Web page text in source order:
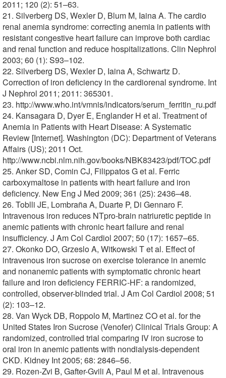
2011; 120 (2): 51–63.
21. Silverberg DS, Wexler D, Blum M, Iaina A. The cardio
renal anemia syndrome: correcting anemia in patients with
resistant congestive heart failure can improve both cardiac
and renal function and reduce hospitalizations. Clin Nephrol
2003; 60 (1): S93–102.
22. Silverberg DS, Wexler D, Iaina A, Schwartz D.
Correction of iron deficiency in the cardiorenal syndrome. Int
J Nephrol 2011; 2011: 365301.
23. http://www.who.int/vmnis/indicators/serum_ferritin_ru.pdf
24. Kansagara D, Dyer E, Englander H et al. Treatment of
Anemia in Patients with Heart Disease: A Systematic
Review [Internet]. Washington (DC): Department of Veterans
Affairs (US); 2011 Oct.
http://www.ncbi.nlm.nih.gov/books/NBK83423/pdf/TOC.pdf
25. Anker SD, Comin CJ, Filippatos G et al. Ferric
carboxymaltose in patients with heart failure and iron
deficiency. New Eng J Med 2009; 361 (25): 2436–48.
26. Toblli JE, Lombraña A, Duarte P, Di Gennaro F.
Intravenous iron reduces NTpro-brain natriuretic peptide in
anemic patients with chronic heart failure and renal
insufficiency. J Am Col Cardiol 2007; 50 (17): 1657–65.
27. Okonko DO, Grzeslo A, Witkowski T et al. Effect of
intravenous iron sucrose on exercise tolerance in anemic
and nonanemic patients with symptomatic chronic heart
failure and iron deficiency FERRIC-HF: a randomized,
controlled, observer-blinded trial. J Am Col Cardiol 2008; 51
(2): 103–12.
28. Van Wyck DB, Roppolo M, Martinez CO et al. for the
United States Iron Sucrose (Venofer) Clinical Trials Group: A
randomized, controlled trial comparing IV iron sucrose to
oral iron in anemic patients with nondialysis-dependent
CKD. Kidney Int 2005; 68: 2846–56.
29. Rozen-Zvi B, Gafter-Gvili A, Paul M et al. Intravenous